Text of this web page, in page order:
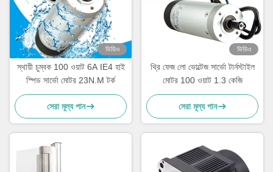
ভিডিও
স্থায়ী চুম্বক 100 ওয়াট 6A IE4 হাই
স্পিড সার্ভো মোটর 23N.M টর্ক
সেরা মূল্য পান
ভিডিও
থ্রি ফেজ লো ভোল্টেজ সার্ভো টার্নস্টাইল
মোটর 100 ওয়াট 1.3 কেজি
সেরা মূল্য পান